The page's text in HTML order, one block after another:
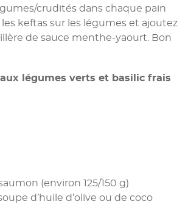
crudités dans chaque pain
keftas sur les légumes et ajoutez
de sauce menthe-yaourt. Bon
légumes verts et basilic frais
(environ 125/150 g)
d’huile d’olive ou de coco